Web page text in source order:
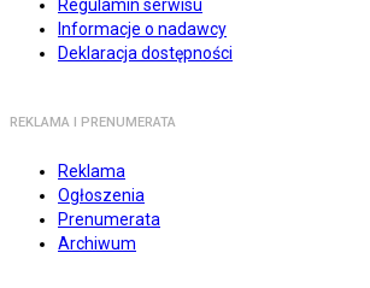
Regulamin serwisu
Informacje o nadawcy
Deklaracja dostępności
REKLAMA I PRENUMERATA
Reklama
Ogłoszenia
Prenumerata
Archiwum